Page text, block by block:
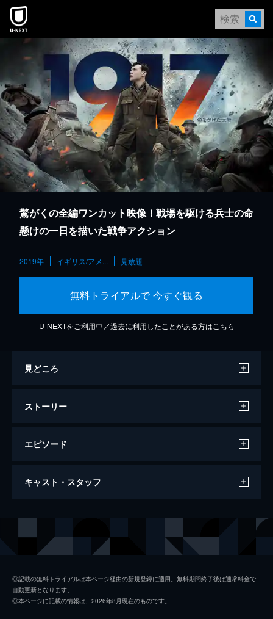
本文へスキップ
驚がくの全編ワンカット映像！戦場を駆ける兵士の命
懸けの一日を描いた戦争アクション
2019年 イギリス/アメ... 見放題
無料トライアルで 今すぐ観る
U-NEXTをご利用中／過去に利用したことがある方は こちら
見どころ
ストーリー
エピソード
1917 命をかけた伝令
キャスト・スタッフ
トム・ブレイク
◎記載の無料トライアルは本ページ経由の新規登録に適用。無料期間終了後は通常料金で
自動更新となります。
◎本ページに記載の情報は、2026年8月現在のものです。